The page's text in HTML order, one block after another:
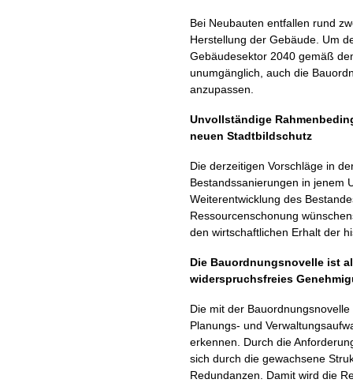
Bei Neubauten entfallen rund
Herstellung der Gebäude. Um
Gebäudesektor 2040 gemäß
unumgänglich, auch die
anzupassen.
Unvollständige
neuen Stadtbildschutz
Die derzeitigen Vorschläge in
Bestandssanierungen in jenem
Weiterentwicklung des
Ressourcenschonung
den wirtschaftlichen Erhalt der
Die Bauordnungsnovelle ist
widerspruchsfreies
Die mit der
Planungs- und
erkennen. Durch die
sich durch die gewachsene
Redundanzen. Damit wird die